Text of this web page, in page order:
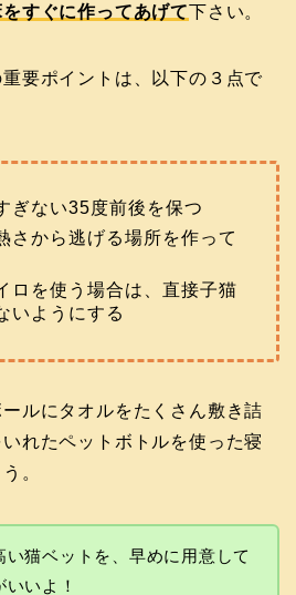
すぐに作ってあげて下さい。
要ポイントは、以下の３点で
ぎない35度前後を保つ
さから逃げる場所を作って
ロを使う場合は、直接子猫
いようにする
ルにタオルをたくさん敷き詰
れたペットボトルを使った寝
。
い猫ベットを、早めに用意して
いよ！